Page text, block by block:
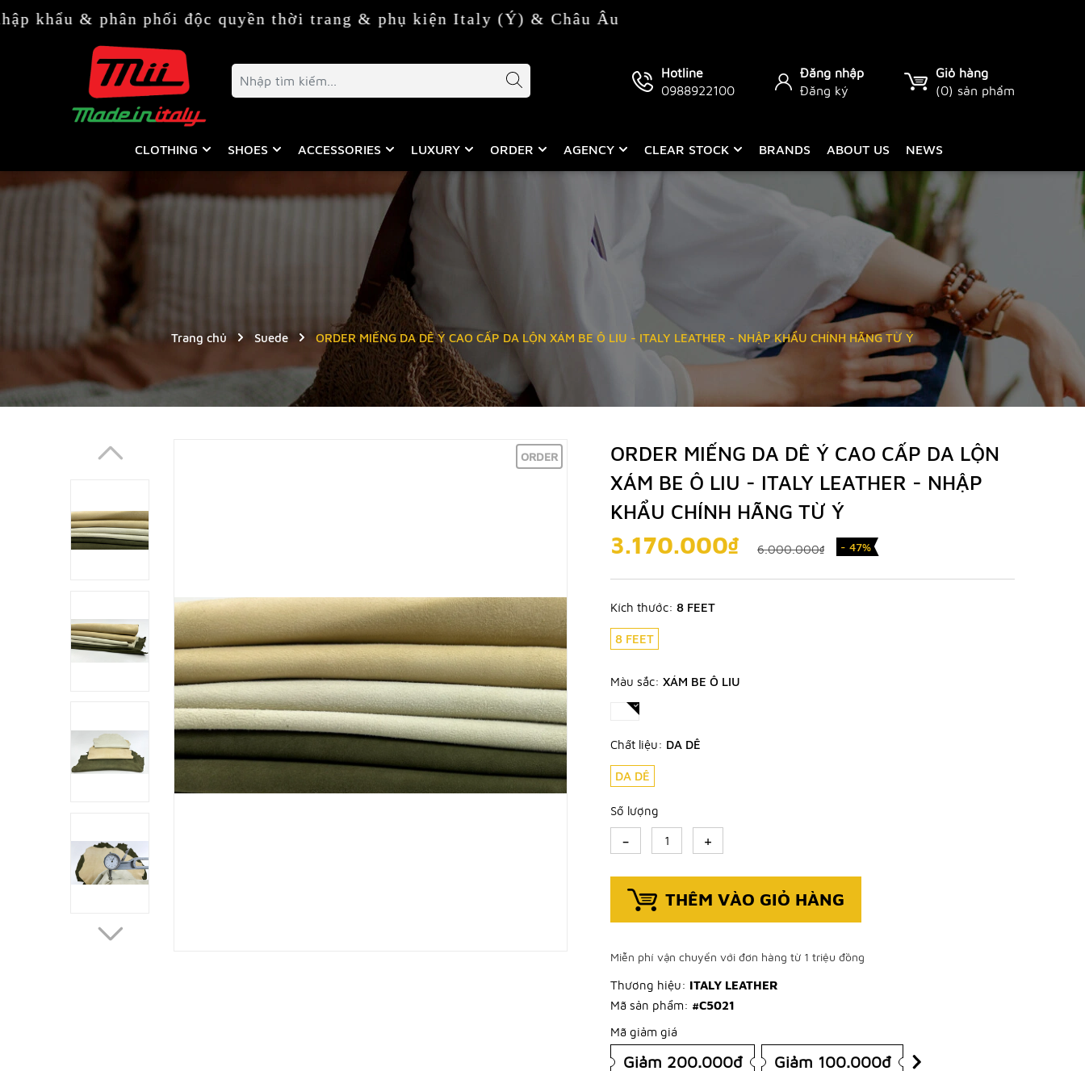
phân phối độc quyền thời trang & phụ kiện Italy (Ý) & Châu Âu
Hotline
0988922100
Đăng nhập
Đăng ký
Giỏ hàng
(0) sản phẩm
CLOTHING SHOES ACCESSORIES LUXURY ORDER AGENCY CLEAR STOCK BRANDS ABOUT US NEWS
Trang chủ Suede ORDER MIẾNG DA DÊ Ý CAO CẤP DA LỘN XÁM BE Ô LIU - ITALY LEATHER - NHẬP KHẨU CHÍNH HÃNG TỪ Ý
ORDER
ORDER MIẾNG DA DÊ Ý CAO CẤP DA LỘN
XÁM BE Ô LIU - ITALY LEATHER - NHẬP
KHẨU CHÍNH HÃNG TỪ Ý
3.170.000₫ 6.000.000₫ - 47%
Kích thước: 8 FEET
8 FEET
Màu sắc: XÁM BE Ô LIU
Chất liệu: DA DÊ
DA DÊ
Số lượng
- +
THÊM VÀO GIỎ HÀNG
Miễn phí vận chuyển với đơn hàng từ 1 triệu đồng
Thương hiệu: ITALY LEATHER
Mã sản phẩm: #C5021
Mã giảm giá
Giảm 200.000đ Giảm 100.000đ